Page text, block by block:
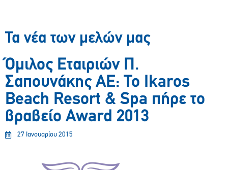
Τα νέα των μελών μας
Όμιλος Εταιριών Π.
Σαπουνάκης ΑΕ: Το Ikaros
Beach Resort & Spa πήρε το
βραβείο Award 2013
27 Ιανουαρίου 2015